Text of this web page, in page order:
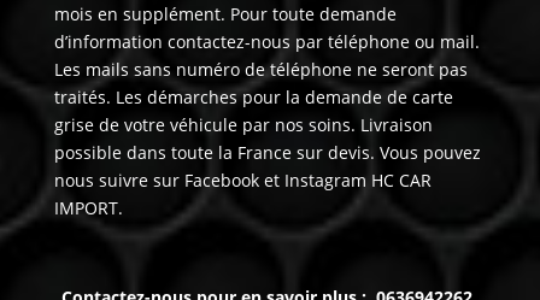
mois en supplément. Pour toute demande
d’information contactez-nous par téléphone ou mail.
Les mails sans numéro de téléphone ne seront pas
traités. Les démarches pour la demande de carte
grise de votre véhicule par nos soins. Livraison
possible dans toute la France sur devis. Vous pouvez
nous suivre sur Facebook et Instagram HC CAR
IMPORT.